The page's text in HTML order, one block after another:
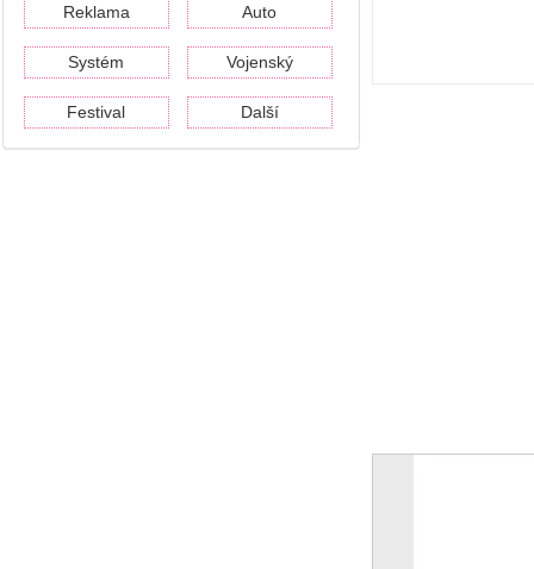
Reklama Auto
Systém Vojenský
Festival Další